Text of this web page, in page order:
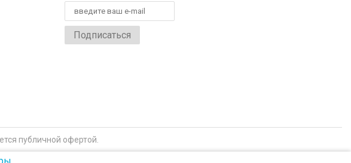
Подписаться
публичной офертой.